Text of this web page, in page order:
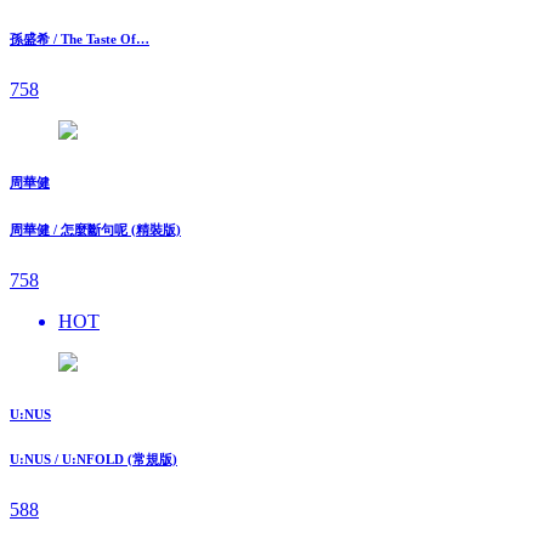
孫盛希 / The Taste Of…
758
周華健
周華健 / 怎麼斷句呢 (精裝版)
758
HOT
U:NUS
U:NUS / U:NFOLD (常規版)
588